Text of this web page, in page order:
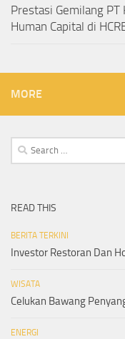
Prestasi Gemilang
Human Capital di
MORE
Search
for:
READ THIS
BERITA TERKINI
Investor Restoran Dan
WISATA
Celukan Bawang
ENERGI